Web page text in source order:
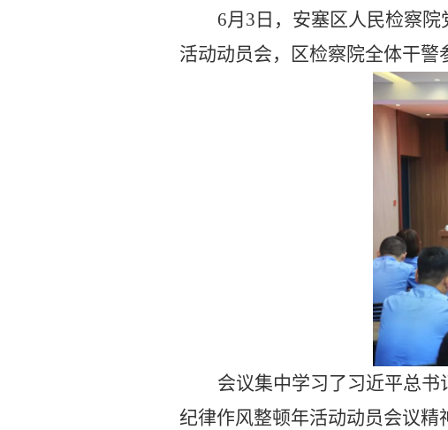
6月3日，安塞区人民检察
活动动员会，区检察院全体干警
会议集中学习了习近平总
纪律作风整顿年活动动员会议精